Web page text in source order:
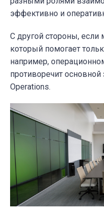
эффективно и
С другой стороны,
который помогает
например,
противоречит
Operations.